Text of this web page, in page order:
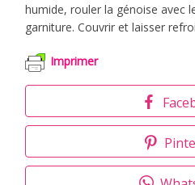
humide, rouler la génoise avec
garniture. Couvrir et laisser
Imprimer